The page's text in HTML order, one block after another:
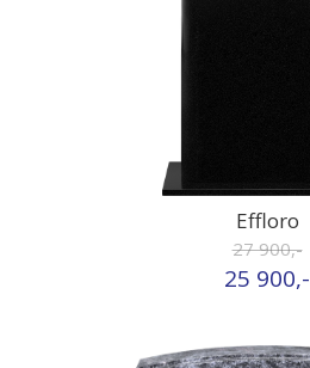
Effloro
27 900,-
25 900,-